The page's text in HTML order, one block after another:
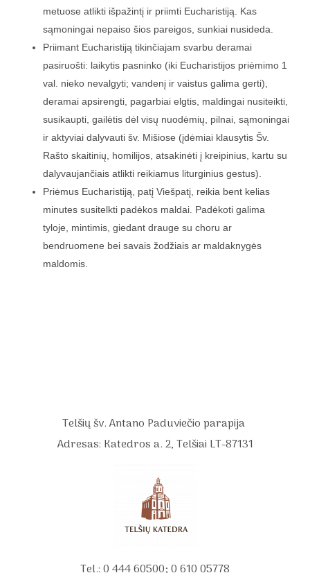
metuose atlikti išpažintį ir priimti Eucharistiją. Kas
sąmoningai nepaiso šios pareigos, sunkiai nusideda.
Priimant Eucharistiją tikinčiajam svarbu deramai
pasiruošti: laikytis pasninko (iki Eucharistijos priėmimo 1
val. nieko nevalgyti; vandenį ir vaistus galima gerti),
deramai apsirengti, pagarbiai elgtis, maldingai nusiteikti,
susikaupti, gailėtis dėl visų nuodėmių, pilnai, sąmoningai
ir aktyviai dalyvauti šv. Mišiose (įdėmiai klausytis Šv.
Rašto skaitinių, homilijos, atsakinėti į kreipinius, kartu su
dalyvaujančiais atlikti reikiamus liturginius gestus).
Priėmus Eucharistiją, patį Viešpatį, reikia bent kelias
minutes susitelkti padėkos maldai. Padėkoti galima
tyloje, mintimis, giedant drauge su choru ar
bendruomene bei savais žodžiais ar maldaknygės
maldomis.
Telšių šv. Antano Paduviečio parapija
Adresas: Katedros a. 2, Telšiai LT-87131
Tel.: 0 444 60500; 0 610 05778